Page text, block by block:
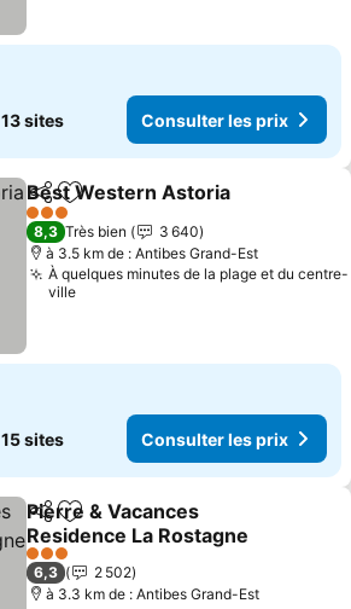
13 sites Consulter les prix
PartagerAjouter à mes favoris
Best Western Astoria
3 Étoiles
8,3 Très bien
3 640
à 3.5 km de : Antibes Grand-Est
À quelques minutes de la plage et du centre-
ville
15 sites Consulter les prix
PartagerAjouter à mes favoris
Pierre & Vacances
Residence La Rostagne
Consulter les prix
3 Étoiles
6,3
2 502
à 3.3 km de : Antibes Grand-Est